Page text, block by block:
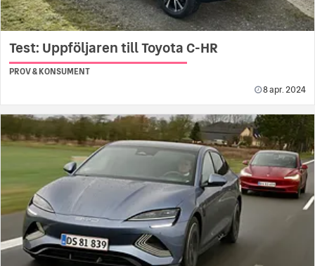
Test: Uppföljaren till Toyota C-HR
PROV & KONSUMENT
8 apr. 2024